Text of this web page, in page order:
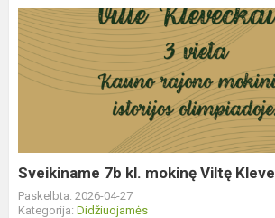
Sveikiname
7b
kl.
mokinę
Sveikiname 7b kl. mokinę Viltę
Paskelbta: 2026-04-27
Kategorija: Didžiuojamės